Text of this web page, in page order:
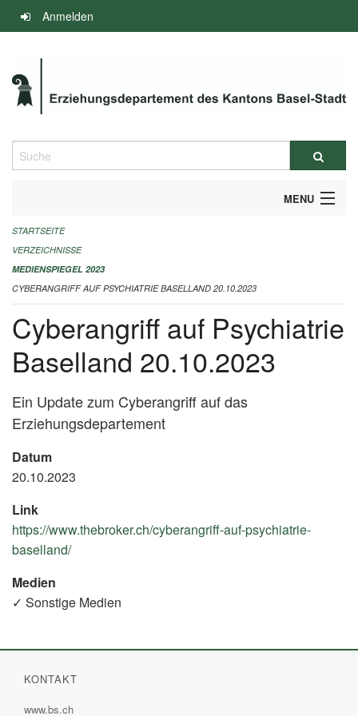
Navigation
überspringen
Anmelden
Suche
MENU
INFOS ZUM ED-MEDIENSPIEGEL
IMPRESSUM
STARTSEITE
VERZEICHNISSE
MEDIENSPIEGEL 2023
CYBERANGRIFF AUF PSYCHIATRIE BASELLAND 20.10.2023
Cyberangriff auf Psychiatrie
Baselland 20.10.2023
Ein Update zum Cyberangriff auf das
Erziehungsdepartement
Datum
20.10.2023
Link
https://www.thebroker.ch/cyberangriff-auf-psychiatrie-
baselland/
Medien
✓ Sonstige Medien
KONTAKT
www.bs.ch